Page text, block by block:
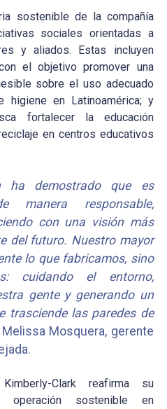
sostenible de la compañía
sociales orientadas a
y aliados. Estas incluyen
el objetivo promover una
sobre el uso adecuado
higiene en Latinoamérica; y
fortalecer la educación
en centros educativos
ha demostrado que es
manera responsable,
con una visión más
del futuro. Nuestro mayor
lo que fabricamos, sino
cuidando el entorno,
gente y generando un
trasciende las paredes de
Mosquera, gerente
Clark reafirma su
operación sostenible en